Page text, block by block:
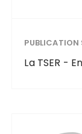
PUBLICATION
La TSER -